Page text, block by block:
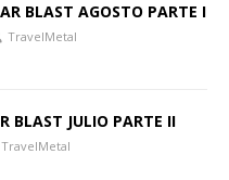
BLAST AGOSTO PARTE I
TravelMetal
BLAST JULIO PARTE II
TravelMetal